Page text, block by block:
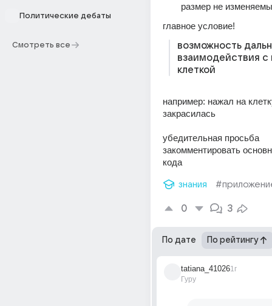
Политические дебаты
Смотреть все
размер не
главное условие!
возможность
взаимодействия с
клеткой
например: нажал на
закрасилась
убедительная просьба
закомментировать
кода
знания
0 3
По дате По рейтингу
tatiana_41026
Гуру
1г